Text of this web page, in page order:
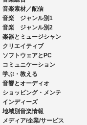
音楽素材／配信
音楽 ジャンル別1
音楽 ジャンル別2
楽器とミュージシャン
クリエイティブ
ソフトウェアとPC
コミュニケーション
学ぶ・教える
音響とオーディオ
ショッピング・メンテ
インディーズ
地域別音楽情報
メディア/企業/サービス